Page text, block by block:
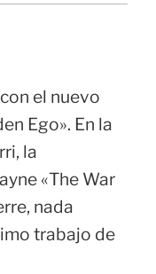
el nuevo
Ego». En la
la
«The War
nada
trabajo de